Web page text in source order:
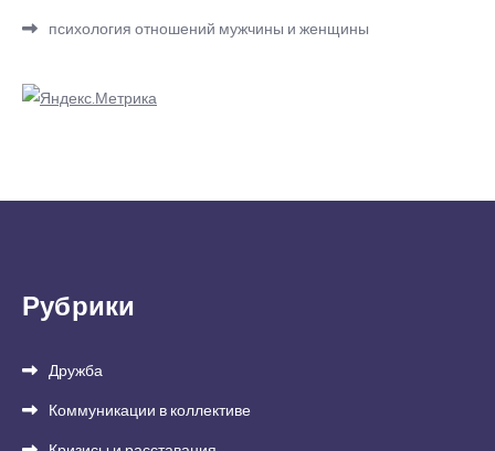
психология отношений мужчины и женщины
Рубрики
Дружба
Коммуникации в коллективе